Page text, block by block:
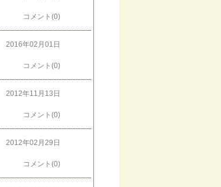
コメント(0)
2016年02月01日
コメント(0)
2012年11月13日
コメント(0)
2012年02月29日
コメント(0)